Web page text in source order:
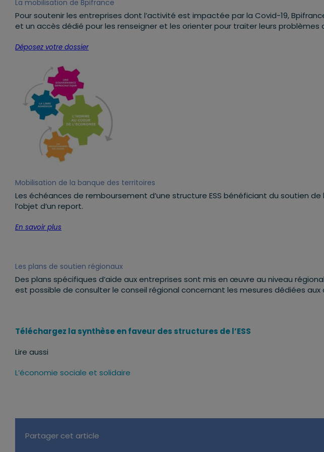
La mobilisation de Bpifrance
Pour soutenir les entreprises dont l’activité est impactée par la Covid-19,
et un accès dédié pour les renseigner et les orienter pour traiter leurs problèmes
Déposez votre dossier
Mobilisation de la banque des territoires
Les échéances de remboursement d’une structure ESS bénéficiant du soutien
l’objet d’un report.
En savoir plus
Les plans de soutien régionaux
Des plans spécifiques d’aide aux entreprises sont mis en œuvre au niveau
est possible de consulter le conseil régional concernant les mesures dédiées aux
Téléchargez la synthèse en faveur des structures de l’ESS
Lire aussi
L’économie sociale et solidaire
Partager cet article